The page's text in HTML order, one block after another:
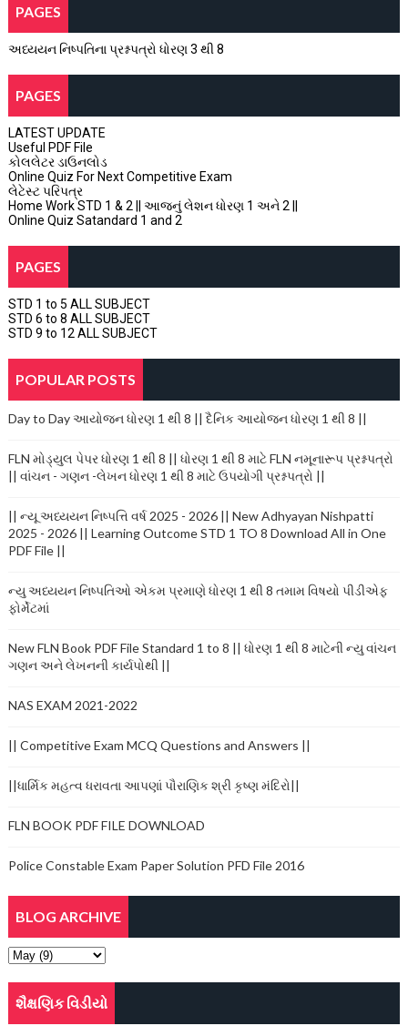
PAGES
અધ્યયન નિષ્પતિના પ્રશ્નપત્રો ધોરણ 3 થી 8
PAGES
LATEST UPDATE
Useful PDF File
કોલલેટર ડાઉનલોડ
Online Quiz For Next Competitive Exam
લેટેસ્ટ પરિપત્ર
Home Work STD 1 & 2 || આજનું લેશન ધોરણ 1 અને 2 ||
Online Quiz Satandard 1 and 2
PAGES
STD 1 to 5 ALL SUBJECT
STD 6 to 8 ALL SUBJECT
STD 9 to 12 ALL SUBJECT
POPULAR POSTS
Day to Day આયોજન ધોરણ 1 થી 8 || દૈનિક આયોજન ધોરણ 1 થી 8 ||
FLN મોડ્યુલ પેપર ધોરણ 1 થી 8 || ધોરણ 1 થી 8 માટે FLN નમૂનારૂપ પ્રશ્નપત્રો
|| વાંચન - ગણન -લેખન ધોરણ 1 થી 8 માટે ઉપયોગી પ્રશ્નપત્રો ||
|| ન્યૂ અધ્યયન નિષ્પત્તિ વર્ષ 2025 - 2026 || New Adhyayan Nishpatti
2025 - 2026 || Learning Outcome STD 1 TO 8 Download All in One
PDF File ||
ન્યુ અધ્યયન નિષ્પતિઓ એકમ પ્રમાણે ધોરણ 1 થી 8 તમામ વિષયો પીડીએફ
ફોર્મેટમાં
New FLN Book PDF File Standard 1 to 8 || ધોરણ 1 થી 8 માટેની ન્યુ વાંચન
ગણન અને લેખનની કાર્યપોથી ||
NAS EXAM 2021-2022
|| Competitive Exam MCQ Questions and Answers ||
||ધાર્મિક મહત્વ ધરાવતા આપણાં પૌરાણિક શ્રી કૃષ્ણ મંદિરો||
FLN BOOK PDF FILE DOWNLOAD
Police Constable Exam Paper Solution PFD File 2016
BLOG ARCHIVE
શૈક્ષણિક વિડીયો